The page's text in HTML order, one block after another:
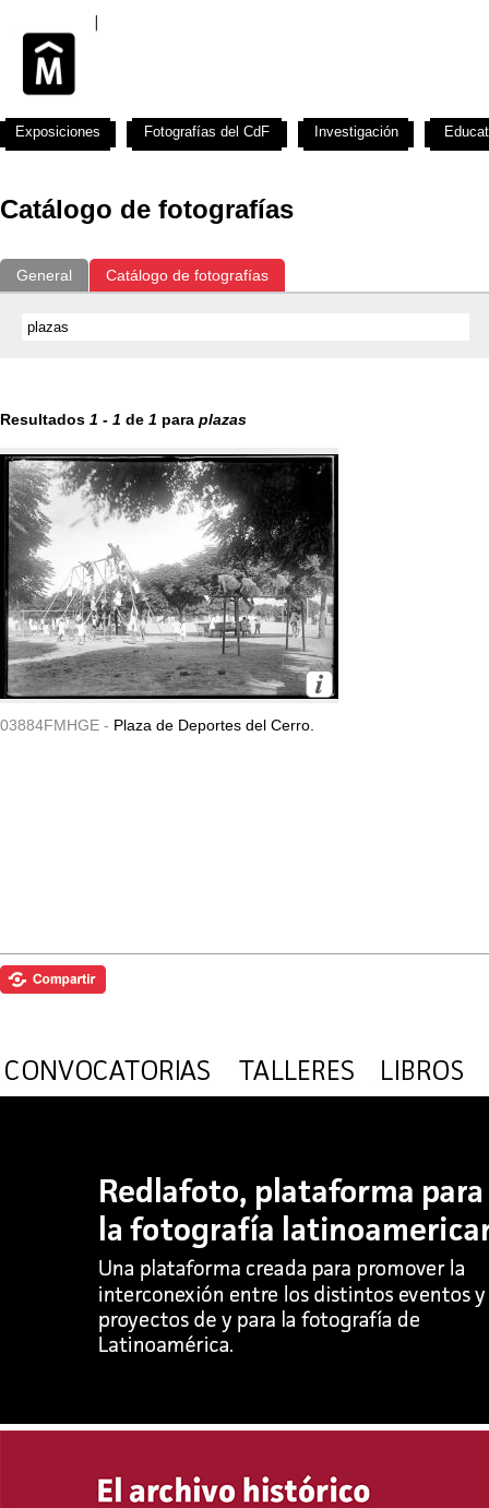
Catálogo de fotografías
General Catálogo de fotografías
Resultados 1 - 1 de 1 para plazas
03884FMHGE - Plaza de Deportes del Cerro.
Exposiciones Fotografías del CdF Investigación